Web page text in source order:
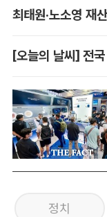
최태원·노소영 재
정치